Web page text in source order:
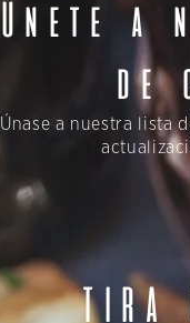
Únete
de
Únase a nuestra lista
TIRA